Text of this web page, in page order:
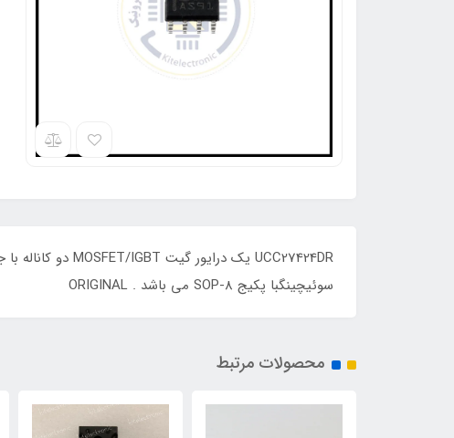
سوئیچینگبا پکیج SOP-8 می باشد . ORIGINAL
محصولات مرتبط